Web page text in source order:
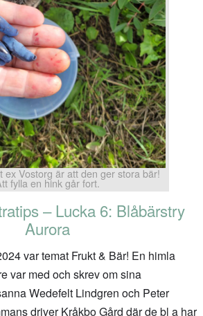
ex Vostorg är att den ger stora bär!
fylla en hink går fort.
– Lucka 6: Blåbärstry
Aurora
var temat Frukt & Bär! En himla
var med och skrev om sina
Wedefelt Lindgren och Peter
driver Kråkbo Gård där de bl a har